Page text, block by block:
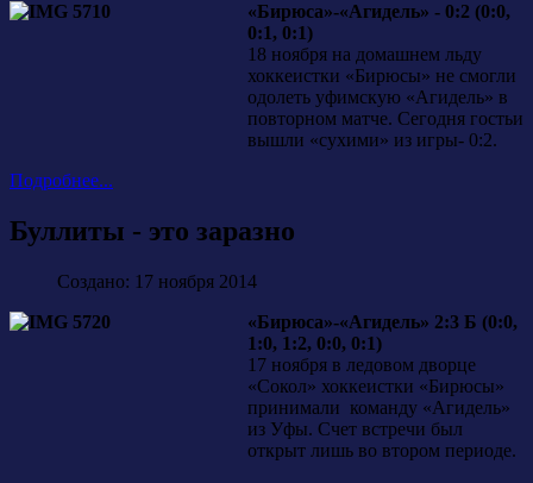
«Бирюса»-«Агидель» - 0:2 (0:0,
0:1, 0:1)
18 ноября на домашнем льду
хоккеистки «Бирюсы» не смогли
одолеть уфимскую «Агидель» в
повторном матче. Сегодня гостьи
вышли «сухими» из игры- 0:2.
Подробнее...
Буллиты - это заразно
Создано: 17 ноября 2014
«Бирюса»-«Агидель» 2:3 Б (0:0,
1:0, 1:2, 0:0, 0:1)
17 ноября в ледовом дворце
«Сокол» хоккеистки «Бирюсы»
принимали команду «Агидель»
из Уфы. Счет встречи был
открыт лишь во втором периоде.